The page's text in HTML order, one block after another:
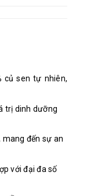
củ sen tự nhiên,
trị dinh dưỡng
đến sự an
với đại đa số